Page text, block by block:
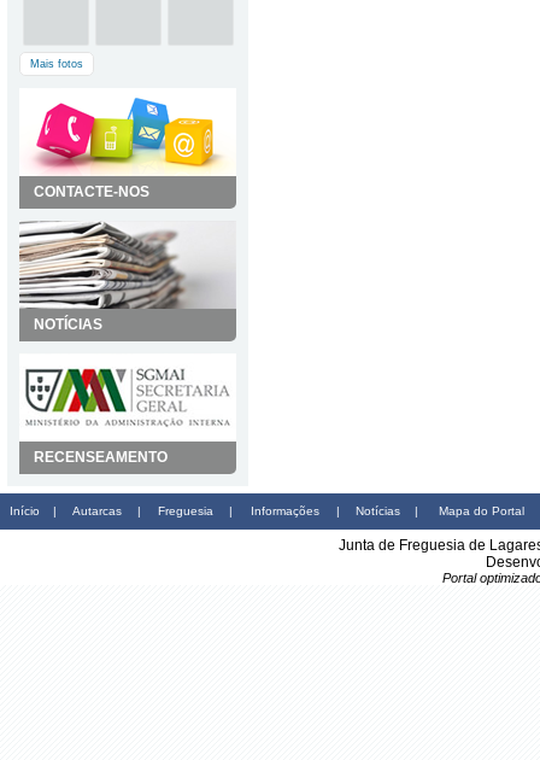
Mais fotos
CONTACTE-NOS
NOTÍCIAS
RECENSEAMENTO
Início | Autarcas | Freguesia | Informações | Notícias | Mapa do Portal
Junta de Freguesia de
Portal